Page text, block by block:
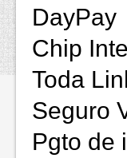
DayPay
Chip
Toda
Seguro
Pgto de